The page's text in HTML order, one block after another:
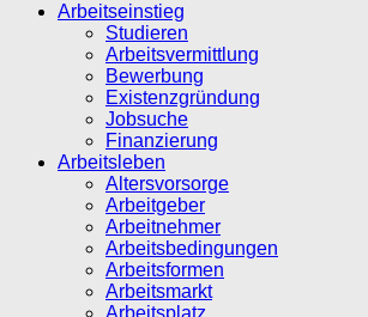
Arbeitseinstieg
Studieren
Arbeitsvermittlung
Bewerbung
Existenzgründung
Jobsuche
Finanzierung
Arbeitsleben
Altersvorsorge
Arbeitgeber
Arbeitnehmer
Arbeitsbedingungen
Arbeitsformen
Arbeitsmarkt
Arbeitsplatz